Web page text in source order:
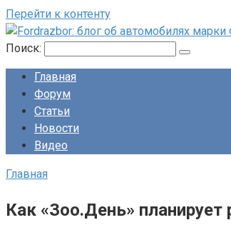
Перейти к контенту
Поиск:
Главная
Форум
Статьи
Новости
Видео
Главная
Как «Зоо.День» планирует